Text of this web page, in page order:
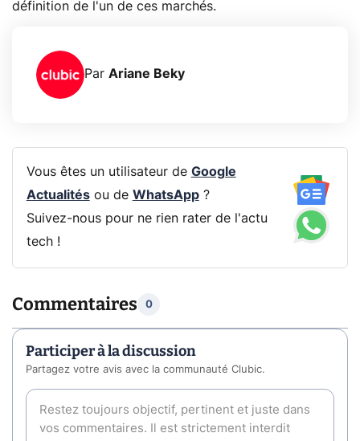
définition de l'un de ces marchés.
Par Ariane Beky
Vous êtes un utilisateur de Google
Actualitésou de WhatsApp?
Suivez-nous pour ne rien rater de l'actu
tech !
Commentaires 0
Participer à la discussion
Partagez votre avis avec la communauté Clubic.